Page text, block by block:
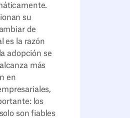
su
de
es la razón
adopción se
más
en
los
son fiables